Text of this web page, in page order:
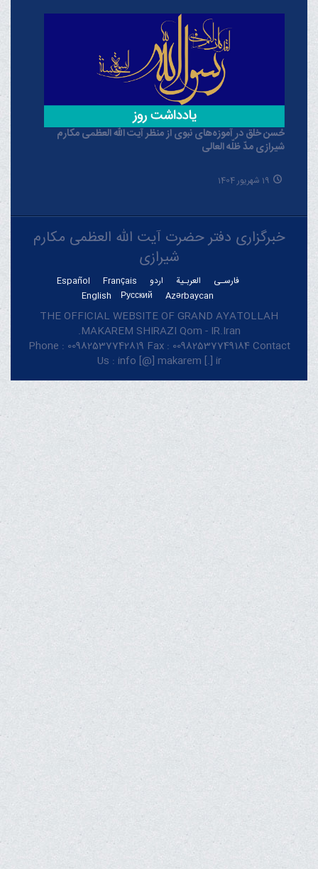
حُسن خلق در آموزه‌های نبوی از منظر آیت الله العظمی مکارم
شیرازی مدّ ظلّه العالی
19 شهریور 1404
خبرگزاری دفتر حضرت آیت الله العظمی مکارم
شیرازی
فارسـی العربـیة اردو Français
Español
Azərbaycan
Русский
English
THE OFFICIAL WEBSITE OF GRAND AYATOLLAH
MAKAREM SHIRAZI Qom - IR.Iran.
Phone : 00982537742819 Fax : 00982537749184 Contact
Us : info [@] makarem [.] ir